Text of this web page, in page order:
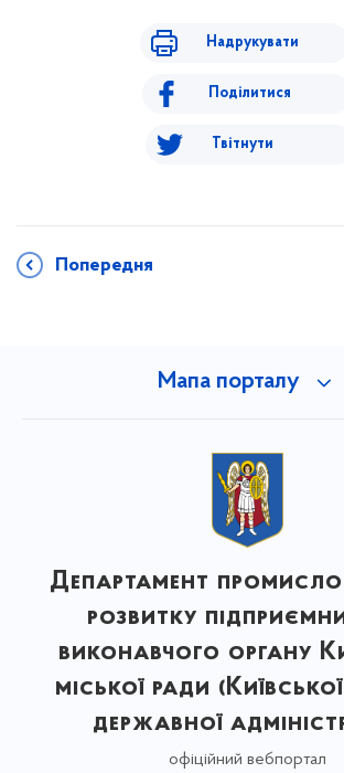
Надрукувати
Поділитися
Твітнути
Попередня
Мапа порталу
Департамент
розвитку
виконавчого органу
міської ради
державної
офіційний вебпортал